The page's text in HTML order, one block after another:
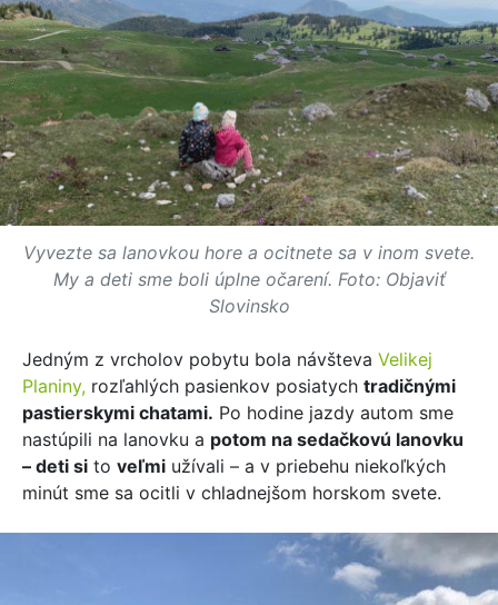
Vyvezte sa lanovkou hore a ocitnete sa v inom svete.
My a deti sme boli úplne očarení. Foto: Objaviť
Slovinsko
Jedným z vrcholov pobytu bola návšteva Velikej
Planiny, rozľahlých pasienkov posiatych tradičnými
pastierskymi chatami. Po hodine jazdy autom sme
nastúpili na lanovku a potom na sedačkovú lanovku
– deti si to veľmi užívali – a v priebehu niekoľkých
minút sme sa ocitli v chladnejšom horskom svete.